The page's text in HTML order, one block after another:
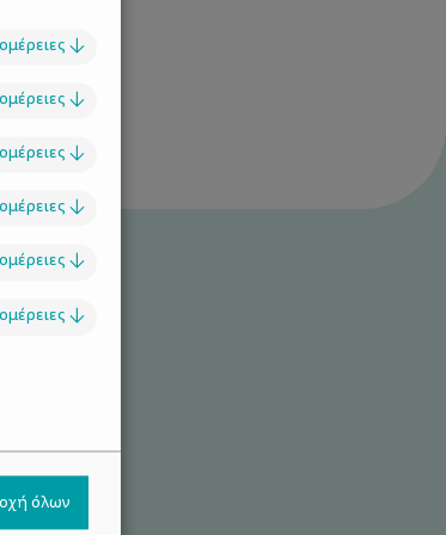
το
↓
↓
↓
↓
↓
↓
όλων